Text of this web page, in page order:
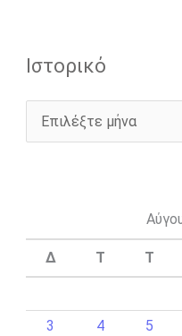
Ιστορικό
Δ Τ Τ
3
4 5